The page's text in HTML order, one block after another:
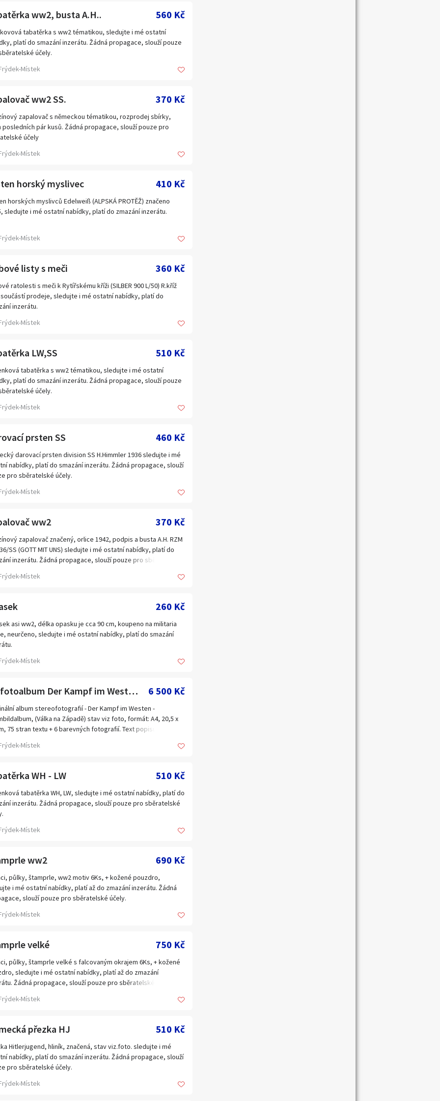
5V USB
v obchodě Armik na adrese Tyršova 271, Žatec nebo
na https://armik.cz/kempingova-sprcha-cattara-aku-cerna/.
ww2, busta A.H.. 560 Kč
tabatěrka s ww2 tématikou, sledujte i mé ostatní
platí do smazání inzerátu. Žádná propagace, slouží pouze
účely.
Místek
ww2 SS. 370 Kč
zapalovač s německou tématikou, rozprodej sbírky,
posledních pár kusů. Žádná propagace, slouží pouze pro
účely
Místek
horský myslivec 410 Kč
horských myslivců Edelweiß (ALPSKÁ PROTĚŽ) značeno
sledujte i mé ostatní nabídky, platí do zmazání inzerátu.
Místek
listy s meči 360 Kč
ratolesti s meči k Rytířskému kříži (SILBER 900 L/50) R.kříž
prodeje, sledujte i mé ostatní nabídky, platí do
inzerátu.
Místek
LW,SS 510 Kč
tabatěrka s ww2 tématikou, sledujte i mé ostatní
platí do smazání inzerátu. Žádná propagace, slouží pouze
účely.
Místek
prsten SS 460 Kč
darovací prsten division SS H.Himmler 1936 sledujte i mé
nabídky, platí do smazání inzerátu. Žádná propagace, slouží
pro sběratelské účely.
Místek
ww2 370 Kč
zapalovač značený, orlice 1942, podpis a busta A.H. RZM
SS (GOTT MIT UNS) sledujte i mé ostatní nabídky, platí do
inzerátu. Žádná propagace, slouží pouze pro sběratelské
Místek
260 Kč
asi ww2, délka opasku je cca 90 cm, koupeno na militaria
neurčeno, sledujte i mé ostatní nabídky, platí do smazání
Místek
3D fotoalbum Der Kampf im Westen 1940 6 500 Kč
album stereofotografií - Der Kampf im Westen -
(Válka na Západě) stav viz foto, formát: A4, 20,5 x
75 stran textu + 6 barevných fotografií. Text popisuje tažení
scény včetně postupu tanků a pěchoty, dělostřelecké
kapitulace u Compiegn. (Druhé 3D fotoalbum dávám
poslední tři fotky, celkem nabízím dvě knihy + spousta
můžu poslat více fotek. Sledujte i mé ostatní
platí do smazání inzerátu. Žádná propagace, slouží pouze
účely.
Místek
WH - LW 510 Kč
tabatěrka WH, LW, sledujte i mé ostatní nabídky, platí do
inzerátu. Žádná propagace, slouží pouze pro sběratelské
Místek
ww2 690 Kč
půlky, štamprle, ww2 motiv 6Ks, + kožené pouzdro,
i mé ostatní nabídky, platí až do zmazání inzerátu. Žádná
slouží pouze pro sběratelské účely.
Místek
velké 750 Kč
půlky, štamprle velké s falcovaným okrajem 6Ks, + kožené
sledujte i mé ostatní nabídky, platí až do zmazání
Žádná propagace, slouží pouze pro sběratelské účely.
Místek
přezka HJ 510 Kč
Hitlerjugend, hliník, značená, stav viz.foto. sledujte i mé
nabídky, platí do smazání inzerátu. Žádná propagace, slouží
pro sběratelské účely.
Místek